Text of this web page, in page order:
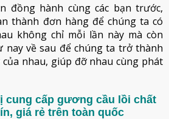
đồng hành cùng các bạn trước,
thành đơn hàng để chúng ta có
không chỉ mỗi lần này mà còn
nay về sau để chúng ta trở thành
nhau, giúp đỡ nhau cùng phát
cung cấp gương cầu lồi chất
giá rẻ trên toàn quốc